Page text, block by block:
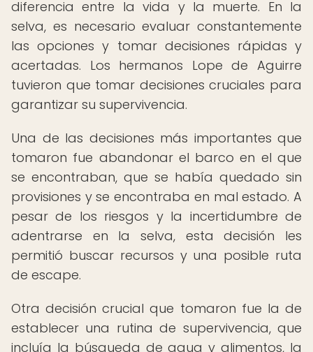
diferencia entre la vida y la muerte. En la
selva, es necesario evaluar constantemente
las opciones y tomar decisiones rápidas y
acertadas. Los hermanos Lope de Aguirre
tuvieron que tomar decisiones cruciales para
garantizar su supervivencia.
Una de las decisiones más importantes que
tomaron fue abandonar el barco en el que
se encontraban, que se había quedado sin
provisiones y se encontraba en mal estado. A
pesar de los riesgos y la incertidumbre de
adentrarse en la selva, esta decisión les
permitió buscar recursos y una posible ruta
de escape.
Otra decisión crucial que tomaron fue la de
establecer una rutina de supervivencia, que
incluía la búsqueda de agua y alimentos, la